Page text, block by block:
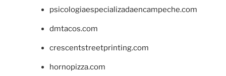
psicologiaespecializadaencampeche.com
dmtacos.com
crescentstreetprinting.com
hornopizza.com